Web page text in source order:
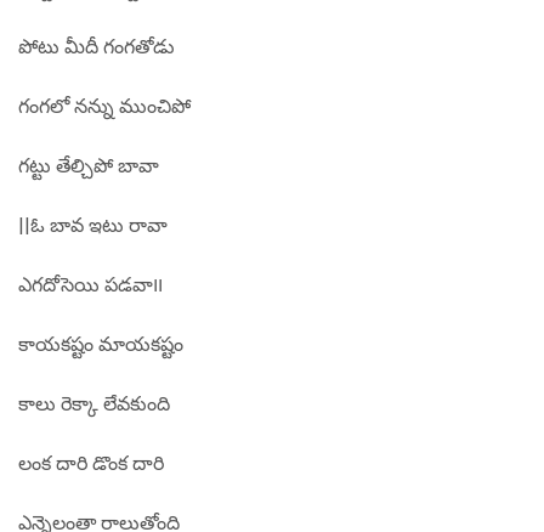
పోటు మీదీ గంగతోడు
గంగలో నన్ను ముంచిపో
గట్టు తేల్చిపో బావా
||ఓ బావ ఇటు రావా
ఎగదోసెయి పడవా౹౹
కాయకష్టం మాయకష్టం
కాలు రెక్కా లేవకుంది
లంక దారి డొంక దారి
ఎన్నెలంతా రాలుతోంది